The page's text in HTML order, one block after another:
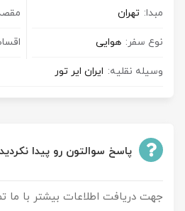
مبدا: تهران
نوع سفر: هوایی
وسیله نقلیه: ایران ایر تور
پاسخ سوالتون رو پیدا
جهت دریافت اطلاعات بیشتر با ما